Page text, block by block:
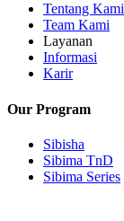
Tentang Kami
Team Kami
Layanan
Informasi
Karir
Our Program
Sibisha
Sibima TnD
Sibima Series